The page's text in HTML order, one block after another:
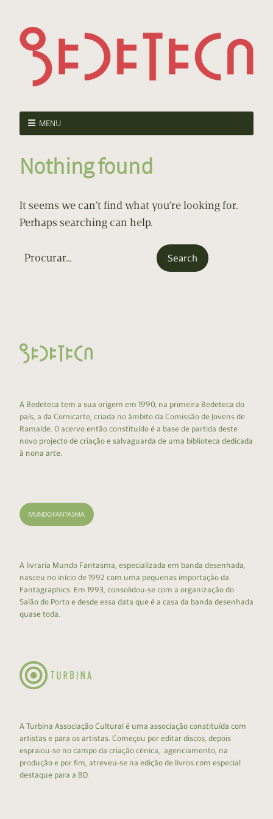
MENU
Nothing found
It seems we can’t find what you’re looking for.
Perhaps searching can help.
A Bedeteca tem a sua origem em 1990, na primeira Bedeteca do
país, a da Comicarte, criada no âmbito da Comissão de Jovens de
Ramalde. O acervo então constituído é a base de partida deste
novo projecto de criação e salvaguarda de uma biblioteca dedicada
à nona arte.
A livraria Mundo Fantasma, especializada em banda desenhada,
nasceu no início de 1992 com uma pequenas importação da
Fantagraphics. Em 1993, consolidou-se com a organização do
Salão do Porto e desde essa data que é a casa da banda desenhada
quase toda.
A Turbina Associação Cultural é uma associação constituída com
artistas e para os artistas. Começou por editar discos, depois
espraiou-se no campo da criação cénica, agenciamento, na
produção e por fim, atreveu-se na edição de livros com especial
destaque para a BD.